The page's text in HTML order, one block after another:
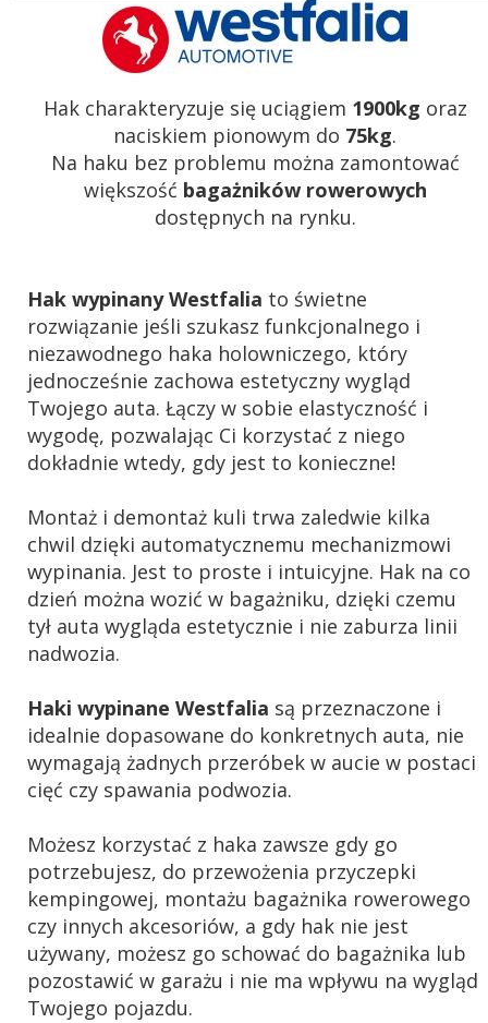
Hak charakteryzuje się uciągiem 1900kg oraz
naciskiem pionowym do 75kg.
Na haku bez problemu można zamontować
większość bagażników rowerowych
dostępnych na rynku.
Hak wypinany Westfalia to świetne
rozwiązanie jeśli szukasz funkcjonalnego i
niezawodnego haka holowniczego, który
jednocześnie zachowa estetyczny wygląd
Twojego auta. Łączy w sobie elastyczność i
wygodę, pozwalając Ci korzystać z niego
dokładnie wtedy, gdy jest to konieczne!
Montaż i demontaż kuli trwa zaledwie kilka
chwil dzięki automatycznemu mechanizmowi
wypinania. Jest to proste i intuicyjne. Hak na co
dzień można wozić w bagażniku, dzięki czemu
tył auta wygląda estetycznie i nie zaburza linii
nadwozia.
Haki wypinane Westfalia są przeznaczone i
idealnie dopasowane do konkretnych auta, nie
wymagają żadnych przeróbek w aucie w postaci
cięć czy spawania podwozia.
Możesz korzystać z haka zawsze gdy go
potrzebujesz, do przewożenia przyczepki
kempingowej, montażu bagażnika rowerowego
czy innych akcesoriów, a gdy hak nie jest
używany, możesz go schować do bagażnika lub
pozostawić w garażu i nie ma wpływu na wygląd
Twojego pojazdu.